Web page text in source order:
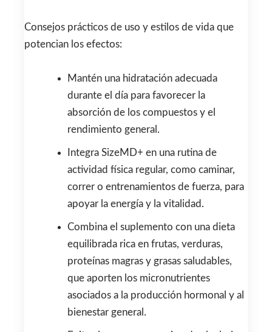
Consejos prácticos de uso y estilos de vida que
potencian los efectos:
Mantén una hidratación adecuada
durante el día para favorecer la
absorción de los compuestos y el
rendimiento general.
Integra SizeMD+ en una rutina de
actividad física regular, como caminar,
correr o entrenamientos de fuerza, para
apoyar la energía y la vitalidad.
Combina el suplemento con una dieta
equilibrada rica en frutas, verduras,
proteínas magras y grasas saludables,
que aporten los micronutrientes
asociados a la producción hormonal y al
bienestar general.